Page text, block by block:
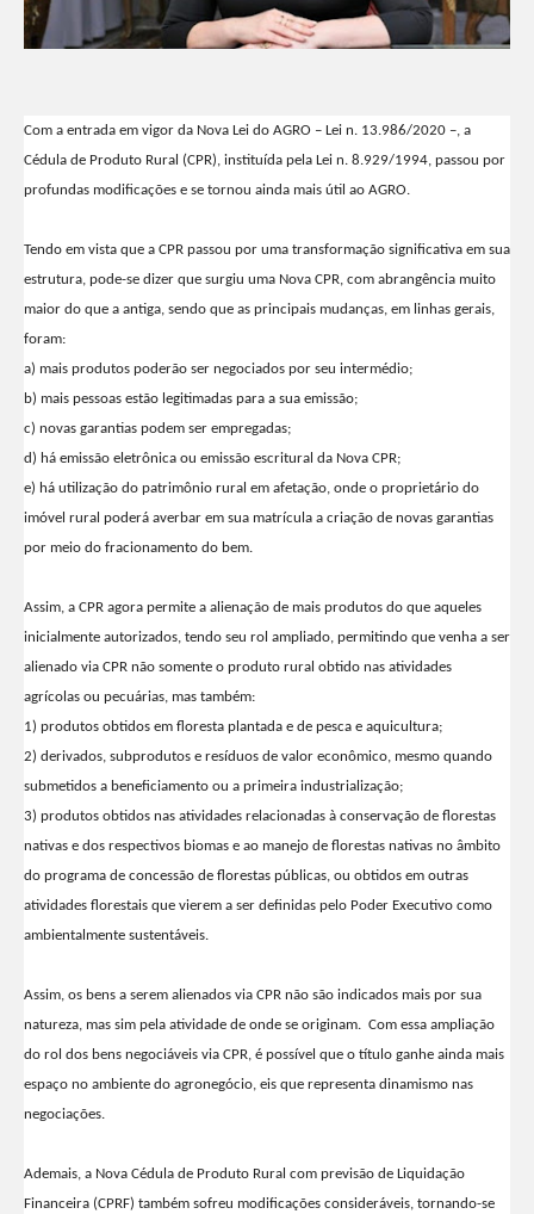
Com a entrada em vigor da Nova Lei do AGRO – Lei n. 13.986/2020 –, a
Cédula de Produto Rural (CPR), instituída pela Lei n. 8.929/1994, passou por
profundas modificações e se tornou ainda mais útil ao AGRO.
Tendo em vista que a CPR passou por uma transformação significativa em sua
estrutura, pode-se dizer que surgiu uma Nova CPR, com abrangência muito
maior do que a antiga, sendo que as principais mudanças, em linhas gerais,
foram:
a) mais produtos poderão ser negociados por seu intermédio;
b) mais pessoas estão legitimadas para a sua emissão;
c) novas garantias podem ser empregadas;
d) há emissão eletrônica ou emissão escritural da Nova CPR;
e) há utilização do patrimônio rural em afetação, onde o proprietário do
imóvel rural poderá averbar em sua matrícula a criação de novas garantias
por meio do fracionamento do bem.
Assim, a CPR agora permite a alienação de mais produtos do que aqueles
inicialmente autorizados, tendo seu rol ampliado, permitindo que venha a ser
alienado via CPR não somente o produto rural obtido nas atividades
agrícolas ou pecuárias, mas também:
1) produtos obtidos em floresta plantada e de pesca e aquicultura;
2) derivados, subprodutos e resíduos de valor econômico, mesmo quando
submetidos a beneficiamento ou a primeira industrialização;
3) produtos obtidos nas atividades relacionadas à conservação de florestas
nativas e dos respectivos biomas e ao manejo de florestas nativas no âmbito
do programa de concessão de florestas públicas, ou obtidos em outras
atividades florestais que vierem a ser definidas pelo Poder Executivo como
ambientalmente sustentáveis.
Assim, os bens a serem alienados via CPR não são indicados mais por sua
natureza, mas sim pela atividade de onde se originam. Com essa ampliação
do rol dos bens negociáveis via CPR, é possível que o título ganhe ainda mais
espaço no ambiente do agronegócio, eis que representa dinamismo nas
negociações.
Ademais, a Nova Cédula de Produto Rural com previsão de Liquidação
Financeira (CPRF) também sofreu modificações consideráveis, tornando-se